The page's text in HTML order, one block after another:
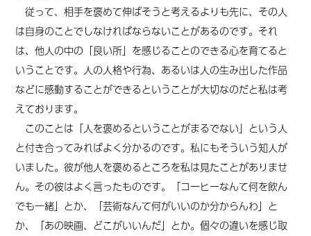
従って、相手を褒めて伸ばそうと考えるよりも先に、その人
は自身のことでしなければならないことがあるのです。それ
は、他人の中の「良い所」を感じることのできる心を育てると
いうことです。人の人格や行為、 あるいは人の生み出した作品
などに感動することができるということが大切なのだと私は考
えております。
このことは「人を褒めるということがまるでない」という人
と付き合ってみればよく分かるのです。私にもそういう知人が
いました。彼が他人を褒めるところを私は見たことがありませ
ん。その彼はよく言ったものです。「コーヒーなんて何を飲ん
でも一緒」とか、「芸術なんて何がいいのか分からんわ」と
か、「あの映画、どこがいいんだ」とか。個々の違いを感じ取